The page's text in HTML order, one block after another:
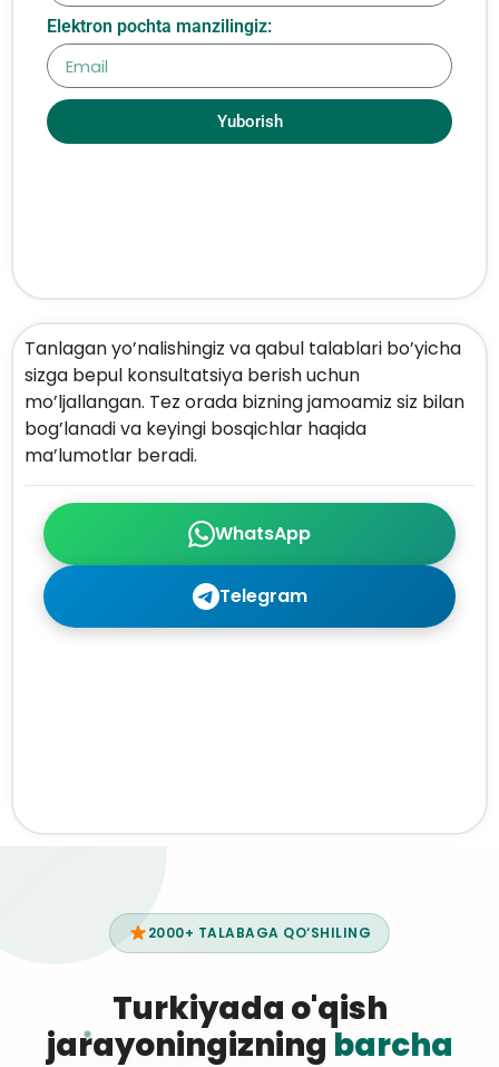
WhatsApp
Telegram
Tanlagan yo’nalishingiz va qabul talablari bo’yicha
sizga bepul konsultatsiya berish uchun
mo’ljallangan. Tez orada bizning jamoamiz siz bilan
bog’lanadi va keyingi bosqichlar haqida
ma’lumotlar beradi.
Elektron pochta manzilingiz:
Yuborish
2000+ TALABAGA QO‘SHILING
Turkiyada o'qish
jarayoningizning barcha